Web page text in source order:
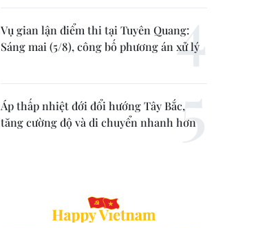
Vụ gian lận điểm thi tại Tuyên Quang:
Sáng mai (5/8), công bố phương án xử lý
Áp thấp nhiệt đới đổi hướng Tây Bắc,
tăng cường độ và di chuyển nhanh hơn